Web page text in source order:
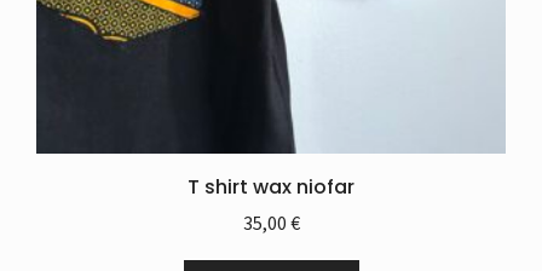
T shirt wax niofar
35,00 €